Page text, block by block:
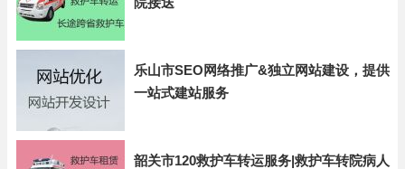
乐山市SEO网络推广&独立网站建设，提供
一站式建站服务
韶关市120救护车转运服务|救护车转院病人